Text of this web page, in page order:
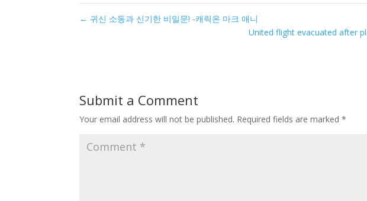
← 귀신 소동과 신기한 비밀문! -캐릭온 마크 애니
United flight evacuated after
Submit a Comment
Your email address will not be published. Required fields are marked*